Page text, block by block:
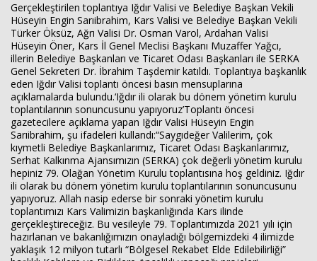
Gerçekleştirilen toplantıya Iğdır Valisi ve Belediye Başkan Vekili
Hüseyin Engin Sarıibrahim, Kars Valisi ve Belediye Başkan Vekili
Türker Öksüz, Ağrı Valisi Dr. Osman Varol, Ardahan Valisi
Hüseyin Öner, Kars İl Genel Meclisi Başkanı Muzaffer Yağcı,
illerin Belediye Başkanları ve Ticaret Odası Başkanları ile SERKA
Genel Sekreteri Dr. İbrahim Taşdemir katıldı. Toplantıya başkanlık
eden Iğdır Valisi toplantı öncesi basın mensuplarına
açıklamalarda bulundu.‘Iğdır ili olarak bu dönem yönetim kurulu
toplantılarının sonuncusunu yapıyoruz’Toplantı öncesi
gazetecilere açıklama yapan Iğdır Valisi Hüseyin Engin
Sarıibrahim, şu ifadeleri kullandı:“Saygıdeğer Valilerim, çok
kıymetli Belediye Başkanlarımız, Ticaret Odası Başkanlarımız,
Serhat Kalkınma Ajansımızın (SERKA) çok değerli yönetim kurulu
hepiniz 79. Olağan Yönetim Kurulu toplantısına hoş geldiniz. Iğdır
ili olarak bu dönem yönetim kurulu toplantılarının sonuncusunu
yapıyoruz. Allah nasip ederse bir sonraki yönetim kurulu
toplantımızı Kars Valimizin başkanlığında Kars ilinde
gerçekleştireceğiz. Bu vesileyle 79. Toplantımızda 2021 yılı için
hazırlanan ve bakanlığımızın onayladığı bölgemizdeki 4 ilimizde
yaklaşık 12 milyon tutarlı “Bölgesel Rekabet Elde Edilebilirliği”